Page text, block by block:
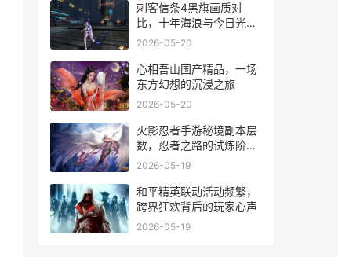
刺客信条4黑旗画质对
比，十年海浪与今日光影
的对话
2026-05-20
心相吾山国产精品，一场
东方幻想的沉浸之旅
2026-05-20
火影忍者手游秘境副本层
数，忍者之路的试炼阶
梯，副标题，秘境攀登，
2026-05-19
和平精英联动活动频繁，
跨界狂欢背后的玩家心声
2026-05-19